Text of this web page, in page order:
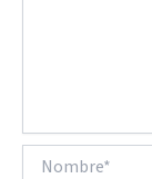
Nombre*